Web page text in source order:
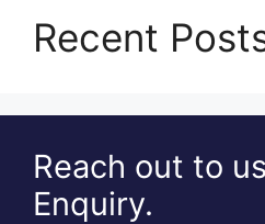
Recent
Reach out to
Enquiry.